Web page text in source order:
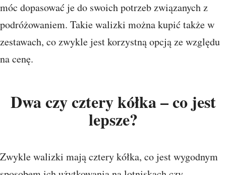
móc dopasować je do swoich potrzeb związanych z
podróżowaniem. Takie walizki można kupić także w
zestawach, co zwykle jest korzystną opcją ze względu
na cenę.
Dwa czy cztery kółka – co jest
lepsze?
Zwykle walizki mają cztery kółka, co jest wygodnym